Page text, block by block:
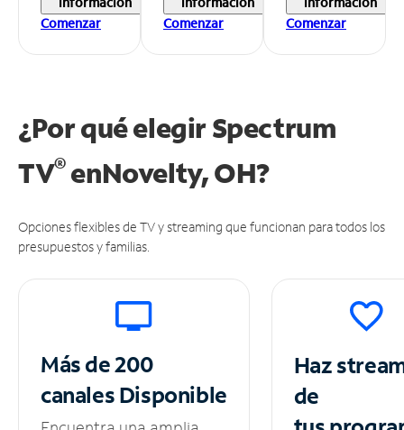
Comenzar
Comenzar
Comenzar
¿Por qué elegir Spectrum
TV®enNovelty, OH?
Opciones flexibles de TV y streaming que funcionan para todos los
presupuestos y familias.
Más de 200
canalesDisponible
Haz
de